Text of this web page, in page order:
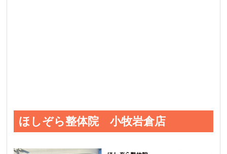
ほしぞら整体院 小牧岩倉店